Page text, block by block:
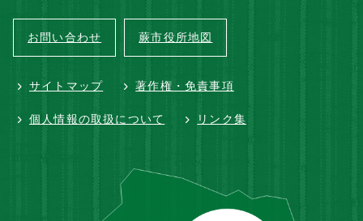
お問い合わせ 蕨市役所地図
サイトマップ 著作権・免責事項
個人情報の取扱について リンク集